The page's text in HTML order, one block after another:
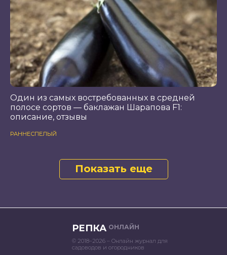
Один из самых востребованных в средней
полосе сортов — баклажан Шарапова F1:
описание, отзывы
РАННЕСПЕЛЫЙ
Показать еще
РЕПКА ОНЛАЙН
© 2018–2026 – Онлайн журнал для
садоводов и огородников